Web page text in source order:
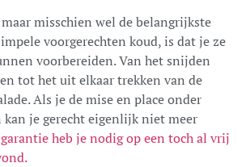
misschien wel de belangrijkste
voorgerechten koud, is dat je ze
voorbereiden. Van het snijden
tot het uit elkaar trekken van de
Als je de mise en place onder
je gerecht eigenlijk niet meer
heb je nodig op een toch al vrij